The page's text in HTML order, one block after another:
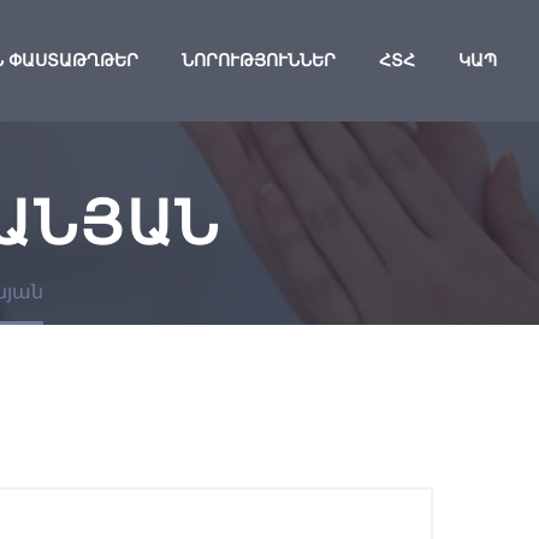
ՓԱՍՏԱԹՂԹԵՐ ՆՈՐՈՒԹՅՈՒՆՆԵՐ ՀՏՀ ԿԱՊ